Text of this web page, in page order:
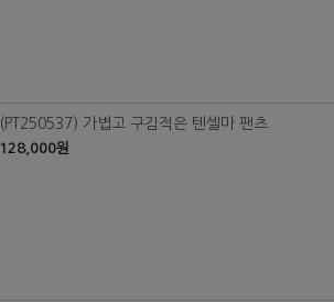
(PT250537) 가볍고 구김적은 텐셀마 팬츠
128,000원